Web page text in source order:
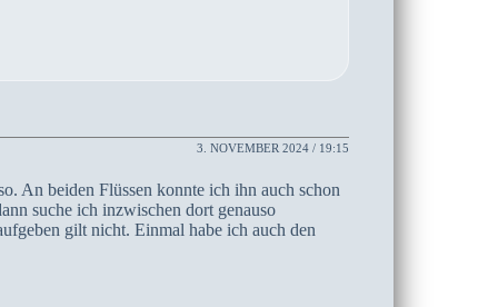
3. NOVEMBER 2024 / 19:15
An beiden Flüssen konnte ich ihn auch schon
suche ich inzwischen dort genauso
gilt nicht. Einmal habe ich auch den